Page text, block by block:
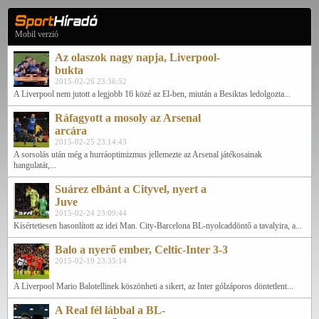
Mobil verzió
Az olaszok nagy napja, Liverpool-
bukta
2015-02-26 23:36:52
A Liverpool nem jutott a legjobb 16 közé az El-ben, miután a Besiktas ledolgozta...
Ráfagyott a mosoly az Arsenal
arcára
2015-02-25 23:14:43
A sorsolás után még a hurráoptimizmus jellemezte az Arsenal játékosainak
hangulatát,...
Suárez elbánt a Cityvel, nyert a
Juve
2015-02-24 23:09:44
Kísértetiesen hasonlított az idei Man. City-Barcelona BL-nyolcaddöntő a tavalyira, a...
Balo a nyerő ember, Celtic-Inter 3-3
2015-02-19 23:35:14
A Liverpool Mario Balotellinek köszönheti a sikert, az Inter gólzáporos döntetlent...
A Real fél lábbal a BL-